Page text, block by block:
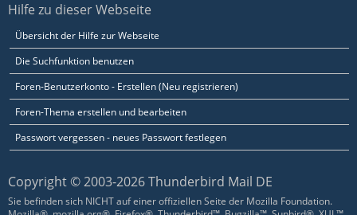
Hilfe zu dieser Webseite
Übersicht der Hilfe zur Webseite
Die Suchfunktion benutzen
Foren-Benutzerkonto - Erstellen (Neu registrieren)
Foren-Thema erstellen und bearbeiten
Passwort vergessen - neues Passwort festlegen
Copyright © 2003-2026 Thunderbird Mail DE
Sie befinden sich NICHT auf einer offiziellen Seite der Mozilla Foundation.